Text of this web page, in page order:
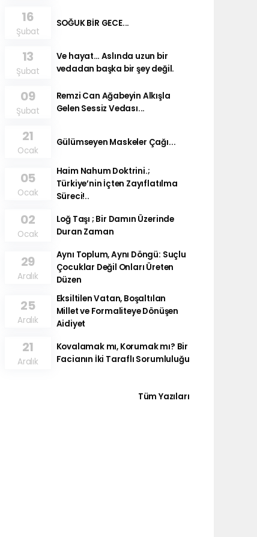
16
Şubat
SOĞUK BİR GECE...
13
Şubat
Ve hayat… Aslında uzun bir
vedadan başka bir şey değil.
09
Şubat
Remzi Can Ağabeyin Alkışla
Gelen Sessiz Vedası...
21
Ocak
Gülümseyen Maskeler Çağı...
05
Ocak
Haim Nahum Doktrini.;
Türkiye’nin İçten Zayıflatılma
Süreci!..
02
Ocak
Loğ Taşı ; Bir Damın Üzerinde
Duran Zaman
29
Aralık
Aynı Toplum, Aynı Döngü: Suçlu
Çocuklar Değil Onları Üreten
Düzen
25
Aralık
Eksiltilen Vatan, Boşaltılan
Millet ve Formaliteye Dönüşen
Aidiyet
21
Aralık
Kovalamak mı, Korumak mı? Bir
Facianın İki Taraflı Sorumluluğu
Tüm Yazıları